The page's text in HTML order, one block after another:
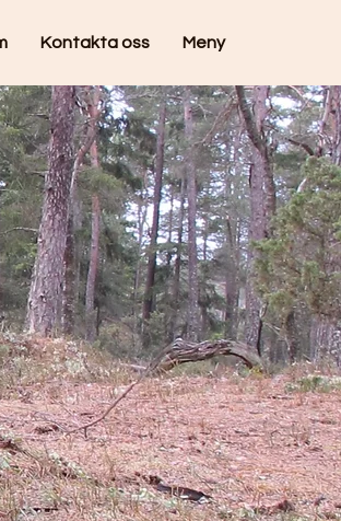
Kontakta oss Meny